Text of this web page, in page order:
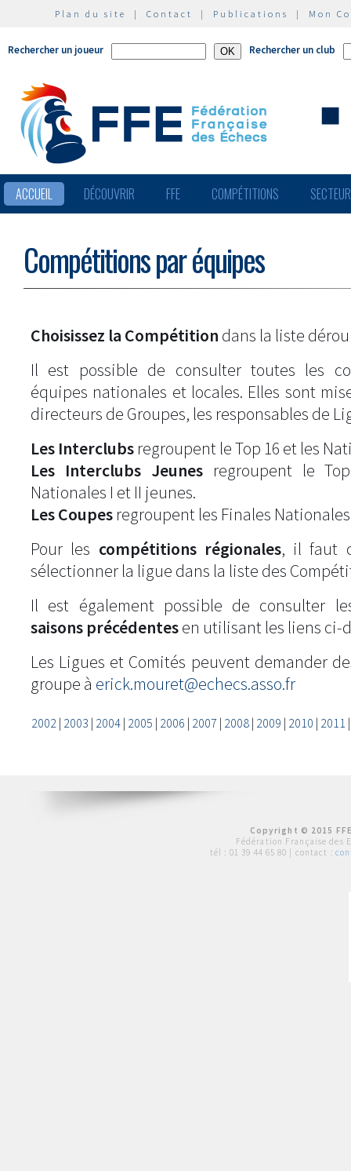
Plan du site | Contact | Publications | Mon
Rechercher un joueur Rechercher un club
ACCUEIL DÉCOUVRIR FFE COMPÉTITIONS
Compétitions par équipes
Choisissez la Compétition dans la liste
Il est possible de consulter toutes les
équipes nationales et locales. Elles sont
directeurs de Groupes, les responsables de
Les Interclubs regroupent le Top 16 et les
Les Interclubs Jeunesregroupent le
Nationales I et II jeunes.
Les Coupes regroupent les Finales
Pour les compétitions régionales, il faut
sélectionner la ligue dans la liste des
Il est également possible de consulter
saisons précédentesen utilisant les liens ci-
Les Ligues et Comités peuvent demander
groupe à erick.mouret@echecs.asso.fr
2002| 2003 | 2004| 2005 | 2006 | 2007 | 2008| 2009 | 2010 | 2011
Copyright © 2015
Fédération Française des
tél : 01 39 44 65 80 | contact :